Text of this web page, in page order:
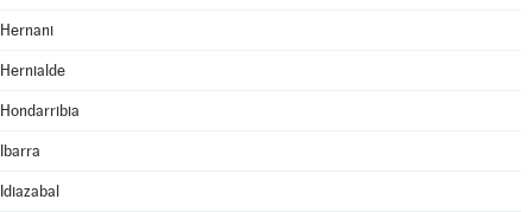
Hernani
Hernialde
Hondarribia
Ibarra
Idiazabal